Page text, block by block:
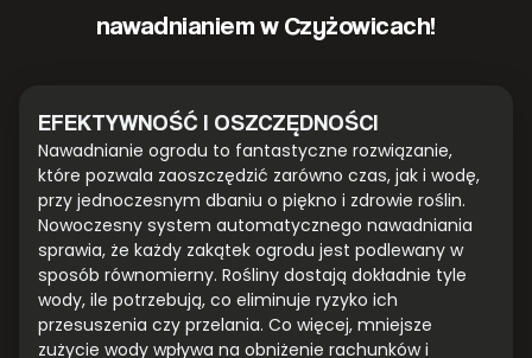
nawadnianiem w Czyżowicach!
EFEKTYWNOŚĆ I OSZCZĘDNOŚCI
Nawadnianie ogrodu to fantastyczne rozwiązanie,
które pozwala zaoszczędzić zarówno czas, jak i wodę,
przy jednoczesnym dbaniu o piękno i zdrowie roślin.
Nowoczesny system automatycznego nawadniania
sprawia, że każdy zakątek ogrodu jest podlewany w
sposób równomierny. Rośliny dostają dokładnie tyle
wody, ile potrzebują, co eliminuje ryzyko ich
przesuszenia czy przelania. Co więcej, mniejsze
zużycie wody wpływa na obniżenie rachunków i